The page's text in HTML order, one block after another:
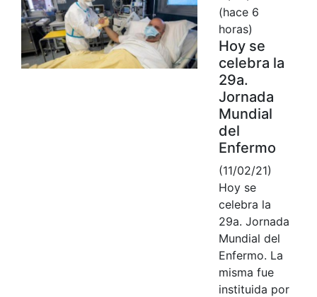
(hace 6
horas)
Hoy se
celebra la
29a.
Jornada
Mundial
del
Enfermo
(11/02/21)
Hoy se
celebra la
29a. Jornada
Mundial del
Enfermo. La
misma fue
instituida por